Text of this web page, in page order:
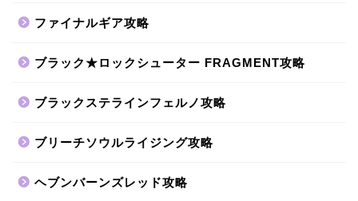
ファイナルギア攻略
ブラック★ロックシューター FRAGMENT攻略
ブラックステラインフェルノ攻略
ブリーチソウルライジング攻略
ヘブンバーンズレッド攻略